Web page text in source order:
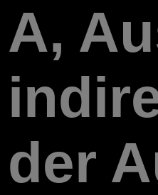
A,
der